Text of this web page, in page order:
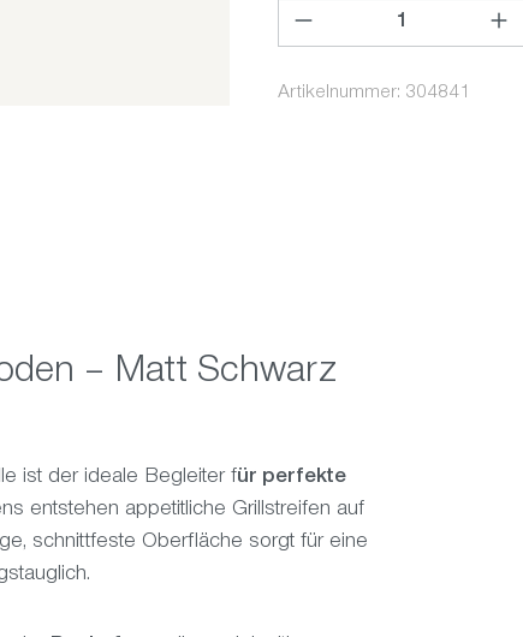
Produkt Anzahl: Gib den
Artikelnummer: 304841
– Matt Schwarz
ist der ideale Begleiter für perfekte
entstehen appetitliche Grillstreifen auf
schnittfeste Oberfläche sorgt für eine